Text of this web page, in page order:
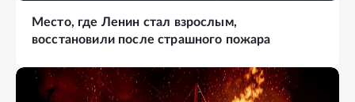
Место, где Ленин стал взрослым,
восстановили после страшного пожара